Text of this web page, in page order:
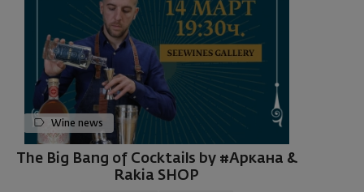
Wine news
The Big Bang of Cocktails by #Аркана &
Rakia SHOP